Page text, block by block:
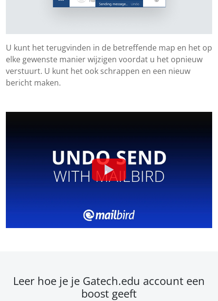
U kunt het terugvinden in de betreffende map en het op
elke gewenste manier wijzigen voordat u het opnieuw
verstuurt. U kunt het ook schrappen en een nieuw
bericht maken.
Leer hoe je je Gatech.edu account een
boost geeft